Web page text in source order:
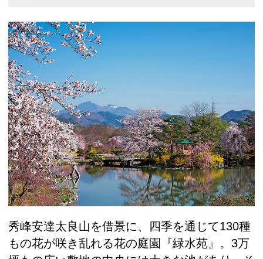
秀峰安達太良山を借景に、四季を通じて130種
もの花が咲き乱れる花の庭園『緑水苑』。3万